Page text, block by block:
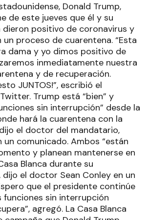
Donald Trump,
de este jueves que él y su
dieron positivo de coronavirus y
un proceso de cuarentena. “Esta
dama y yo dimos positivo de
inmediatamente nuestra
y de recuperación.
JUNTOS!”, escribió el
Trump está “bien” y
sin interrupción” desde la
hará la cuarentena con la
el doctor del mandatario,
un comunicado. Ambos “están
y planean mantenerse en
Blanca durante su
dijo el doctor Sean Conley en un
que el presidente continúe
funciones sin interrupción
agregó. La Casa Blanca